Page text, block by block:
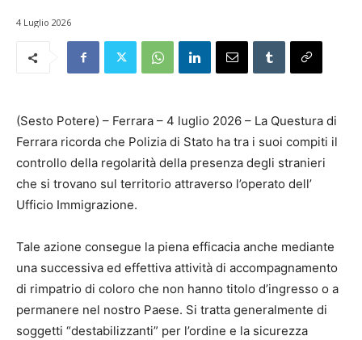
4 Luglio 2026
(Sesto Potere) – Ferrara – 4 luglio 2026 – La Questura di
Ferrara ricorda che Polizia di Stato ha tra i suoi compiti il
controllo della regolarità della presenza degli stranieri
che si trovano sul territorio attraverso l’operato dell’
Ufficio Immigrazione.
Tale azione consegue la piena efficacia anche mediante
una successiva ed effettiva attività di accompagnamento
di rimpatrio di coloro che non hanno titolo d’ingresso o a
permanere nel nostro Paese. Si tratta generalmente di
soggetti “destabilizzanti” per l’ordine e la sicurezza